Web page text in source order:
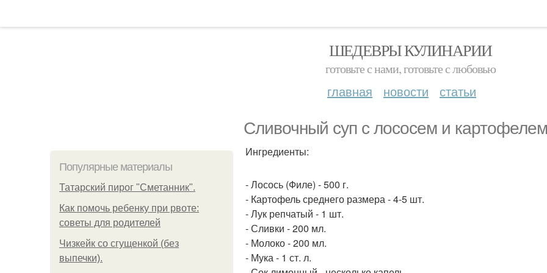
ШЕДЕВРЫ КУЛИНАРИИ
готовьте с нами, готовьте с любовью
главная новости статьи
Сливочный суп с лососем и
Популярные материалы
Татарский пирог "Сметанник".
Как помочь ребенку при рвоте:
советы для родителей
Чизкейк со сгущенкой (без
выпечки).
Ингредиенты:
- Лосось (Филе) - 500 г.
- Картофель среднего размера - 4-5 шт.
- Лук репчатый - 1 шт.
- Сливки - 200 мл.
- Молоко - 200 мл.
- Мука - 1 ст. л.